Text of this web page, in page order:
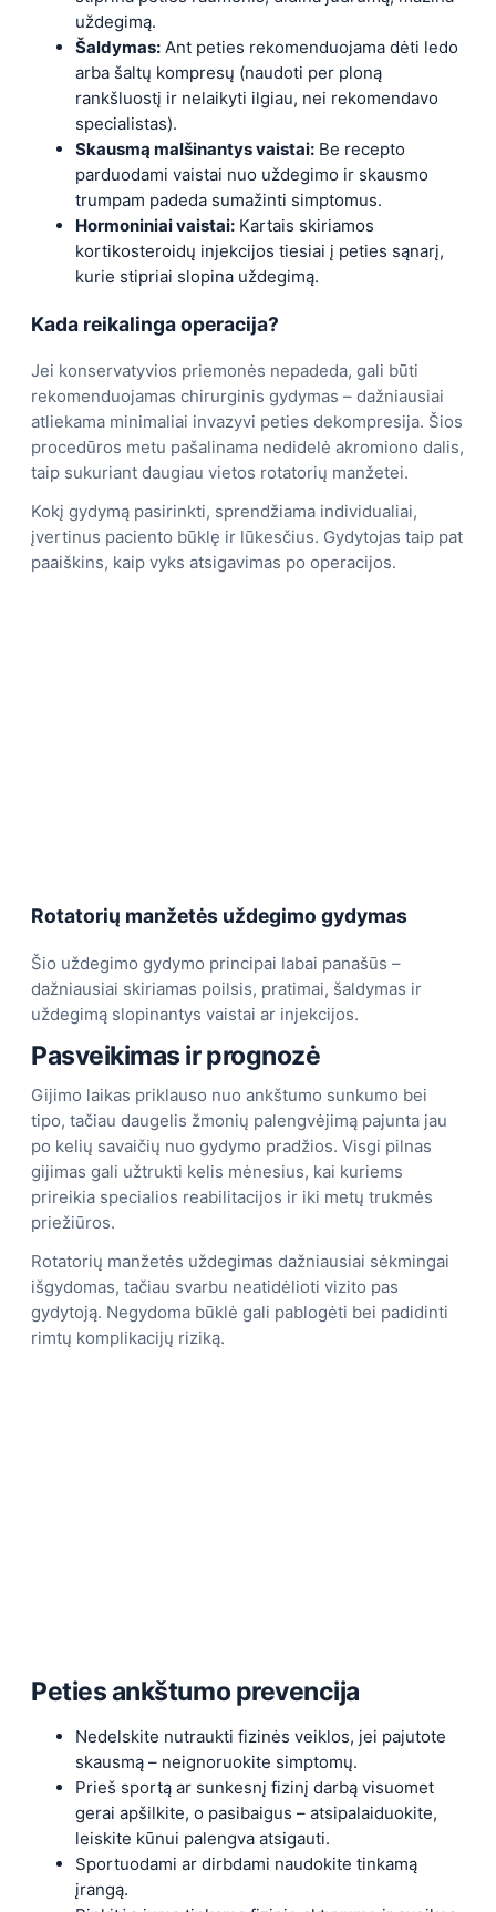
uždegimą.
Šaldymas: Ant peties rekomenduojama dėti ledo
arba šaltų kompresų (naudoti per ploną
rankšluostį ir nelaikyti ilgiau, nei rekomendavo
specialistas).
Skausmą malšinantys vaistai: Be recepto
parduodami vaistai nuo uždegimo ir skausmo
trumpam padeda sumažinti simptomus.
Hormoniniai vaistai: Kartais skiriamos
kortikosteroidų injekcijos tiesiai į peties sąnarį,
kurie stipriai slopina uždegimą.
Kada reikalinga operacija?
Jei konservatyvios priemonės nepadeda, gali būti
rekomenduojamas chirurginis gydymas – dažniausiai
atliekama minimaliai invazyvi peties dekompresija. Šios
procedūros metu pašalinama nedidelė akromiono dalis,
taip sukuriant daugiau vietos rotatorių manžetei.
Kokį gydymą pasirinkti, sprendžiama individualiai,
įvertinus paciento būklę ir lūkesčius. Gydytojas taip pat
paaiškins, kaip vyks atsigavimas po operacijos.
Rotatorių manžetės uždegimo gydymas
Šio uždegimo gydymo principai labai panašūs –
dažniausiai skiriamas poilsis, pratimai, šaldymas ir
uždegimą slopinantys vaistai ar injekcijos.
Pasveikimas ir prognozė
Gijimo laikas priklauso nuo ankštumo sunkumo bei
tipo, tačiau daugelis žmonių palengvėjimą pajunta jau
po kelių savaičių nuo gydymo pradžios. Visgi pilnas
gijimas gali užtrukti kelis mėnesius, kai kuriems
prireikia specialios reabilitacijos ir iki metų trukmės
priežiūros.
Rotatorių manžetės uždegimas dažniausiai sėkmingai
išgydomas, tačiau svarbu neatidėlioti vizito pas
gydytoją. Negydoma būklė gali pablogėti bei padidinti
rimtų komplikacijų riziką.
Peties ankštumo prevencija
Nedelskite nutraukti fizinės veiklos, jei pajutote
skausmą – neignoruokite simptomų.
Prieš sportą ar sunkesnį fizinį darbą visuomet
gerai apšilkite, o pasibaigus – atsipalaiduokite,
leiskite kūnui palengva atsigauti.
Sportuodami ar dirbdami naudokite tinkamą
įrangą.